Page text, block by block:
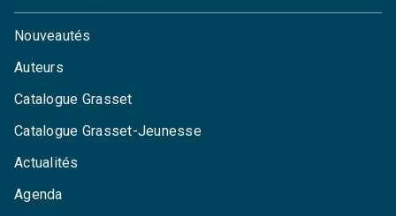
Nouveautés
Auteurs
Catalogue Grasset
Catalogue Grasset-Jeunesse
Actualités
Agenda